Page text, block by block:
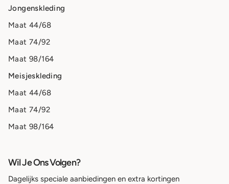
Jongenskleding
Maat 44/68
Maat 74/92
Maat 98/164
Meisjeskleding
Maat 44/68
Maat 74/92
Maat 98/164
Wil Je Ons Volgen?
Dagelijks speciale aanbiedingen en extra kortingen